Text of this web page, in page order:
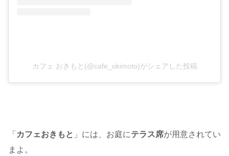
カフェ おきもと(@cafe_okimoto)がシェアした投稿
「 カフェおきもと 」には、お庭にテラス席が用意されてい
まよ。